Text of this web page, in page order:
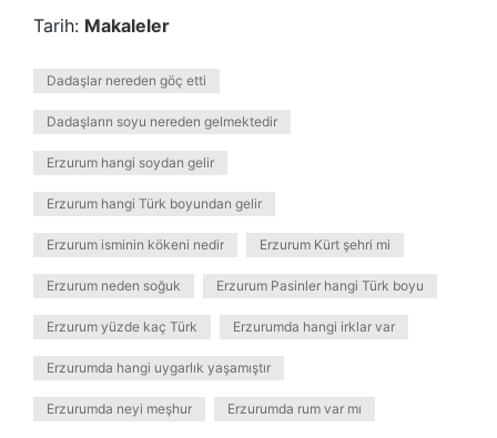
Tarih: Makaleler
Dadaşlar nereden göç etti
Dadaşların soyu nereden gelmektedir
Erzurum hangi soydan gelir
Erzurum hangi Türk boyundan gelir
Erzurum isminin kökeni nedir Erzurum Kürt şehri mi
Erzurum neden soğuk Erzurum Pasinler hangi Türk boyu
Erzurum yüzde kaç Türk Erzurumda hangi irklar var
Erzurumda hangi uygarlık yaşamıştır
Erzurumda neyi meşhur Erzurumda rum var mı